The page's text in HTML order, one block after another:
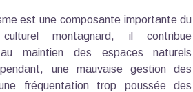
est une composante importante du
culturel montagnard, il contribue
maintien des espaces naturels
une mauvaise gestion des
fréquentation trop poussée des